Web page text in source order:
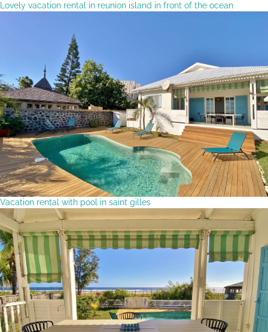
Lovely vacation rental in reunion island in front of the ocean
Vacation rental with pool in saint gilles